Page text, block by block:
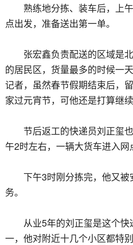
熟练地分拣、装车后，上
点出发，准备送出第一单。
张宏鑫负责配送的区域是
的居民区，货量最多的时候一
记者，虽然春节假期结束后，
家过元宵节，可他还是打算继
节后返工的快递员刘正玺
午2时左右，一辆大货车进入网
下午3时刚分拣完，他又
务。
从业5年的刘正玺是这个
一，他对附近十几个小区都特